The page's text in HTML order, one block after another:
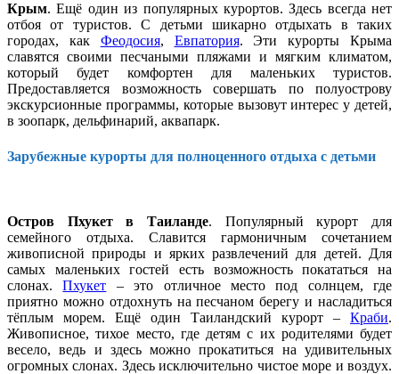
Крым. Ещё один из популярных курортов. Здесь всегда нет
отбоя от туристов. С детьми шикарно отдыхать в таких
городах, как Феодосия, Евпатория. Эти курорты Крыма
славятся своими песчаными пляжами и мягким климатом,
который будет комфортен для маленьких туристов.
Предоставляется возможность совершать по полуострову
экскурсионные программы, которые вызовут интерес у детей,
в зоопарк, дельфинарий, аквапарк.
Зарубежные курорты для полноценного отдыха с детьми
Остров Пхукет в Таиланде. Популярный курорт для
семейного отдыха. Славится гармоничным сочетанием
живописной природы и ярких развлечений для детей. Для
самых маленьких гостей есть возможность покататься на
слонах.Пхукет – это отличное место под солнцем, где
приятно можно отдохнуть на песчаном берегу и насладиться
тёплым морем. Ещё один Таиландский курорт – Краби.
Живописное, тихое место, где детям с их родителями будет
весело, ведь и здесь можно прокатиться на удивительных
огромных слонах. Здесь исключительно чистое море и воздух.